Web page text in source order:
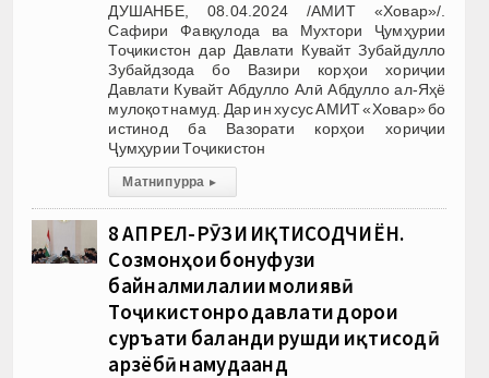
ДУШАНБЕ, 08.04.2024 /АМИТ «Ховар»/.
Сафири Фавқулода ва Мухтори Ҷумҳурии
Тоҷикистон дар Давлати Кувайт Зубайдулло
Зубайдзода бо Вазири корҳои хориҷии
Давлати Кувайт Абдулло Алӣ Абдулло ал-Яҳё
мулоқот намуд. Дар ин хусус АМИТ «Ховар» бо
истинод ба Вазорати корҳои хориҷии
Ҷумҳурии Тоҷикистон
Матни пурра ▸
8 АПРЕЛ-РӮЗИ ИҚТИСОДЧИЁН.
Созмонҳои бонуфузи
байналмилалии молиявӣ
Тоҷикистонро давлати дорои
суръати баланди рушди иқтисодӣ
арзёбӣ намудаанд